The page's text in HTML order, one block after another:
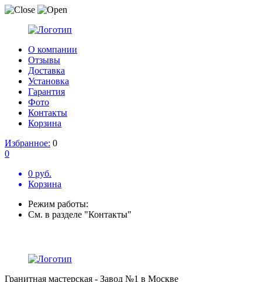
О компании
Отзывы
Доставка
Установка
Гарантия
Фото
Контакты
Корзина
Избранное: 0
0
0 руб.
Корзина
Режим работы:
См. в разделе "Контакты"
Гранитная мастерская - Завод №1 в Москве